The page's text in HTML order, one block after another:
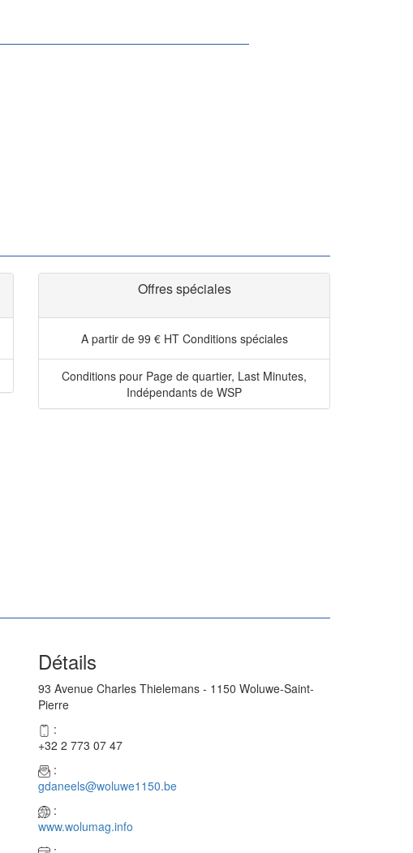
Offres spéciales
A partir de 99 € HT Conditions spéciales
Conditions pour Page de quartier, Last Minutes,
Indépendants de WSP
Détails
93 Avenue Charles Thielemans - 1150 Woluwe-Saint-
Pierre
:
+32 2 773 07 47
:
gdaneels@woluwe1150.be
:
www.wolumag.info